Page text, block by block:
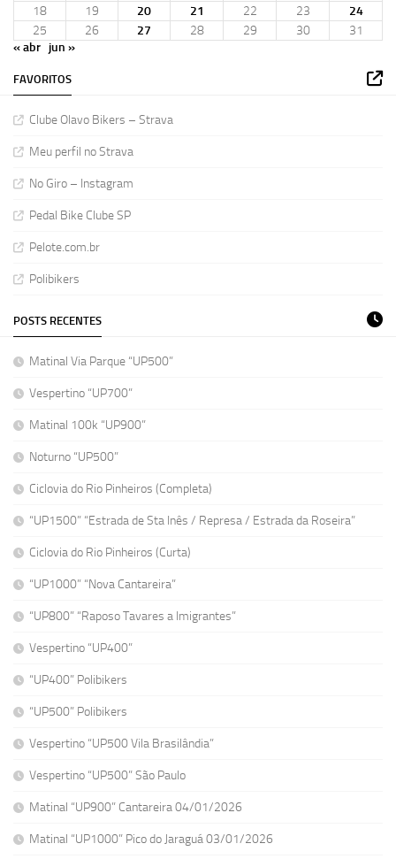
18
19 20 21 22 23
24
25
26 27 28 29 30
31
« abr jun »
FAVORITOS
Clube Olavo Bikers – Strava
Meu perfil no Strava
No Giro – Instagram
Pedal Bike Clube SP
Pelote.com.br
Polibikers
POSTS RECENTES
Matinal Via Parque “UP500”
Vespertino “UP700”
Matinal 100k “UP900”
Noturno “UP500”
Ciclovia do Rio Pinheiros (Completa)
“UP1500” “Estrada de Sta Inês / Represa / Estrada da Roseira”
Ciclovia do Rio Pinheiros (Curta)
“UP1000” “Nova Cantareira”
“UP800” “Raposo Tavares a Imigrantes”
Vespertino “UP400”
“UP400” Polibikers
“UP500” Polibikers
Vespertino “UP500 Vila Brasilândia”
Vespertino “UP500” São Paulo
Matinal “UP900” Cantareira 04/01/2026
Matinal “UP1000” Pico do Jaraguá 03/01/2026